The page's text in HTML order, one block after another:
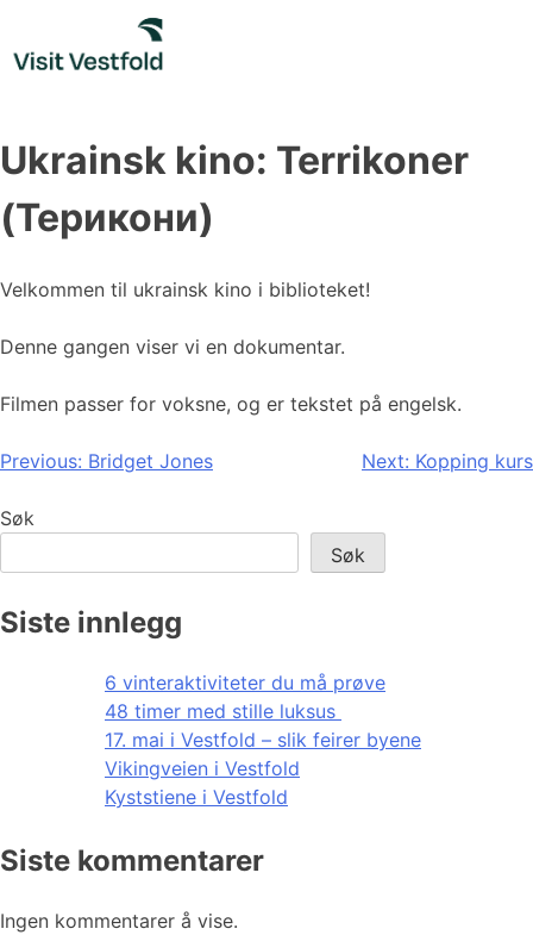
content
Ukrainsk kino: Terrikoner
(Терикони)
Velkommen til ukrainsk kino i biblioteket!
Denne gangen viser vi en dokumentar.
Filmen passer for voksne, og er tekstet på engelsk.
Innleggsnavigasjon
Previous: Bridget Jones Next: Kopping kurs
Søk
Søk
Siste innlegg
6 vinteraktiviteter du må prøve
48 timer med stille luksus
17. mai i Vestfold – slik feirer byene
Vikingveien i Vestfold
Kyststiene i Vestfold
Siste kommentarer
Ingen kommentarer å vise.